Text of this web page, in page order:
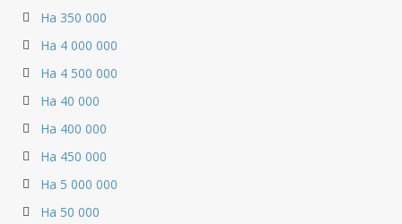
На 350 000
На 4 000 000
На 4 500 000
На 40 000
На 400 000
На 450 000
На 5 000 000
На 50 000